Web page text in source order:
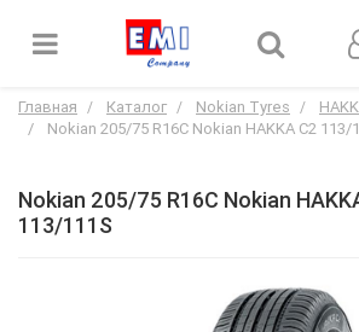
Главная Каталог Nokian Tyres
Nokian 205/75 R16C Nokian HAKKA C2 113/
Nokian 205/75 R16C Nokian
113/111S